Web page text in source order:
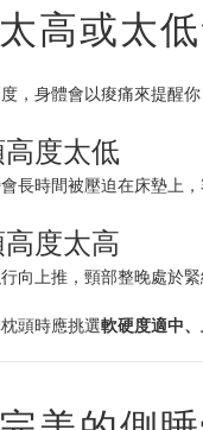
高或太
，身體會以痠痛來提醒你
度太低
長時間被壓迫在床墊上
度太高
向上推，頸部整晚處於
頭時應挑選軟硬度適中